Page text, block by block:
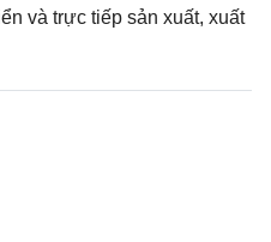
và trực tiếp sản xuất, xuất